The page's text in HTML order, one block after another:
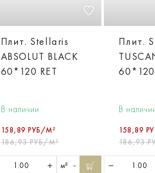
Плит. Stellaris
ABSOLUT BLACK
60*120 RET
В наличии
158,89 РУБ/М²
186,93 РУБ/М²
м²
Плит.
60*120
В
158,89
186,93